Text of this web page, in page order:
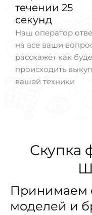
течении 25
секунд
Наш оператор
на все ваши
расскажет как
происходить выкуп
вашей техники
Скупка
Принимаем
моделей и